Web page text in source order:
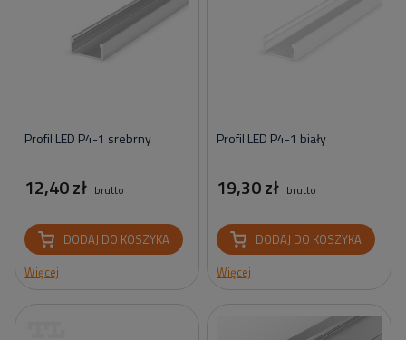
Profil LED P4-1 srebrny
12,40 zł brutto
DODAJ DO KOSZYKA
Więcej
Profil LED P4-1 biały
19,30 zł brutto
DODAJ DO KOSZYKA
Więcej